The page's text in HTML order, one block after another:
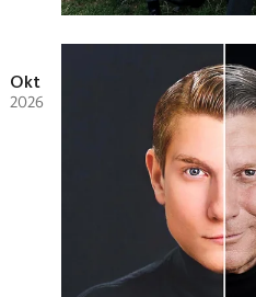
Okt
2026